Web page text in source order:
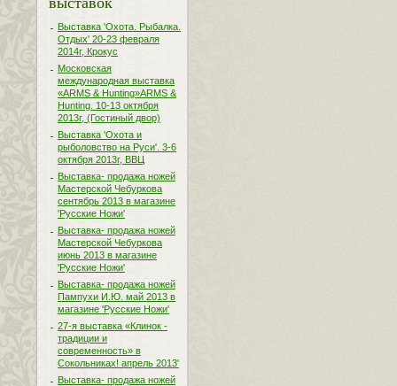
Выставка 'Охота. Рыбалка.
Отдых' 20-23 февраля
2014г, Крокус
Московская
международная выставка
«ARMS & Hunting»ARMS &
Hunting. 10-13 октября
2013г, (Гостиный двор)
Выставка 'Охота и
рыболовство на Руси'. 3-6
октября 2013г, ВВЦ
Выставка- продажа ножей
Мастерской Чебуркова
сентябрь 2013 в магазине
'Русские Ножи'
Выставка- продажа ножей
Мастерской Чебуркова
июнь 2013 в магазине
'Русские Ножи'
Выставка- продажа ножей
Пампухи И.Ю. май 2013 в
магазине 'Русские Ножи'
27-я выставка «Клинок -
традиции и
современность» в
Сокольниках! апрель 2013'
Выставка- продажа ножей